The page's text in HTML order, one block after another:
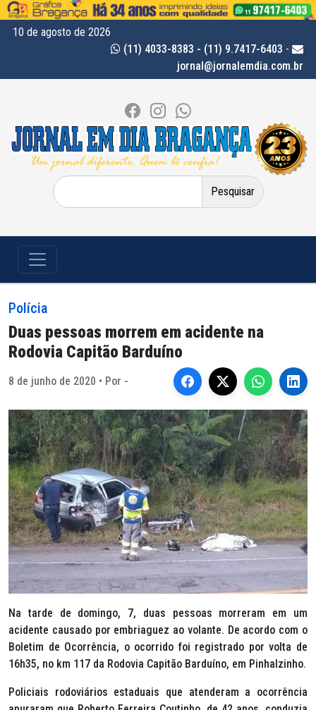
10 de agosto de 2026
(11) 4033-8383 - (11) 9.7417-6403 -
jornal@jornalemdia.com.br
Pesquisar
por:
Polícia
Duas pessoas morrem em acidente na
Rodovia Capitão Barduíno
8 de junho de 2020 • Por -
Na tarde de domingo, 7, duas pessoas morreram em um
acidente causado por embriaguez ao volante. De acordo com o
Boletim de Ocorrência, o ocorrido foi registrado por volta de
16h35, no km 117 da Rodovia Capitão Barduíno, em Pinhalzinho.
Policiais rodoviários estaduais que atenderam a ocorrência